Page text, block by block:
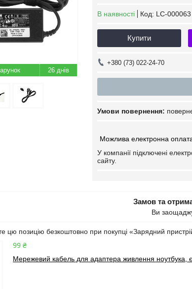
26 днів
В наявності Код: LC-000063
Купити
+380 (73) 022-24-70
У компанії підключені
сайту.
Замов та
Ви
цю позицію безкоштовно при покупці «Зарядний
99 ₴
Мережевий кабель для адаптера живлення